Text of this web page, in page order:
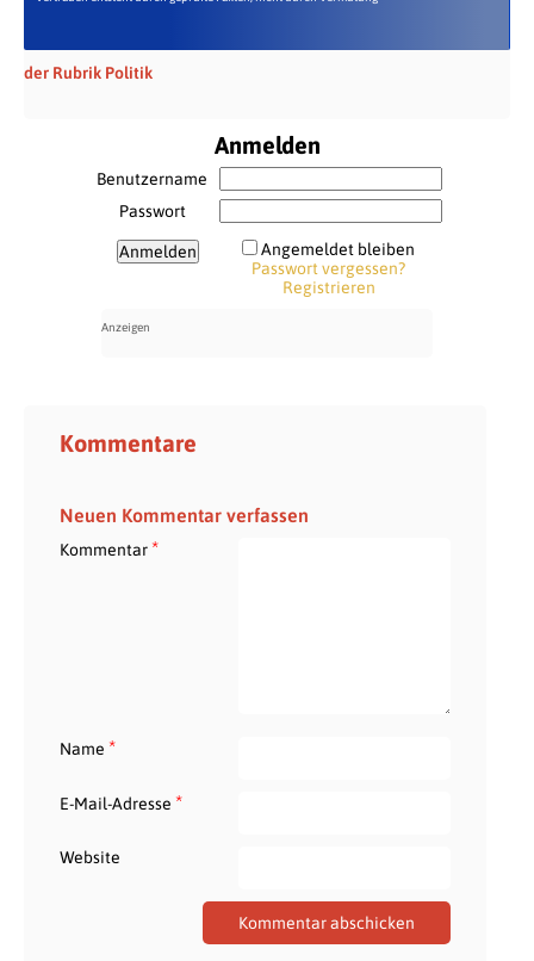
der Rubrik Politik
Anmelden
Benutzername
Passwort
Angemeldet bleiben
Passwort vergessen?
Registrieren
Kommentare
Neuen Kommentar verfassen
Kommentar*
Name *
E-Mail-Adresse *
Website